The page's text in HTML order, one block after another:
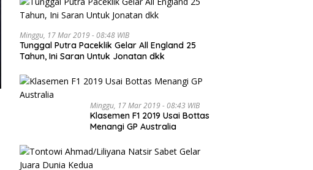
Minggu, 17 Mar 2019 - 08:48 WIB
Tunggal Putra Paceklik Gelar All England 25
Tahun, Ini Saran Untuk Jonatan dkk
Minggu, 17 Mar 2019 - 08:43 WIB
Klasemen F1 2019 Usai Bottas
Menangi GP Australia